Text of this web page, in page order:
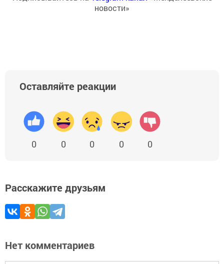
новости»
Оставляйте реакции
0 0 0 0 0
Расскажите друзьям
Нет комментариев